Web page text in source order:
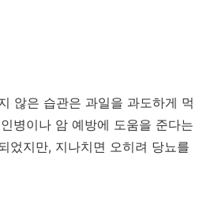
않은 습관은 과일을 과도하게 먹
병이나 암 예방에 도움을 준다는
었지만, 지나치면 오히려 당뇨를